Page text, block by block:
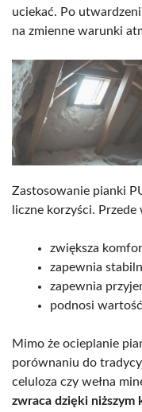
uciekać. Po
na zmienne warunki
Zastosowanie pianki
liczne korzyści. Przede
zwiększa
zapewnia
zapewnia
podnosi
Mimo że ocieplanie
porównaniu do
celuloza czy wełna
zwraca dzięki niższym